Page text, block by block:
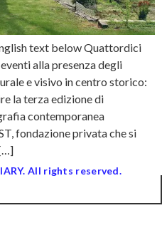
text below Quattordici
alla presenza degli
e visivo in centro storico:
la terza edizione di
contemporanea
fondazione privata che si
All rights reserved.